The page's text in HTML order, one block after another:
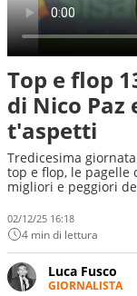
Top e flop
di Nico Paz
t'aspetti
Tredicesima
top e flop, le pagelle
migliori e peggiori
02/12/25 16:18
4 min di lettura
Luca Fusco
GIORNALISTA